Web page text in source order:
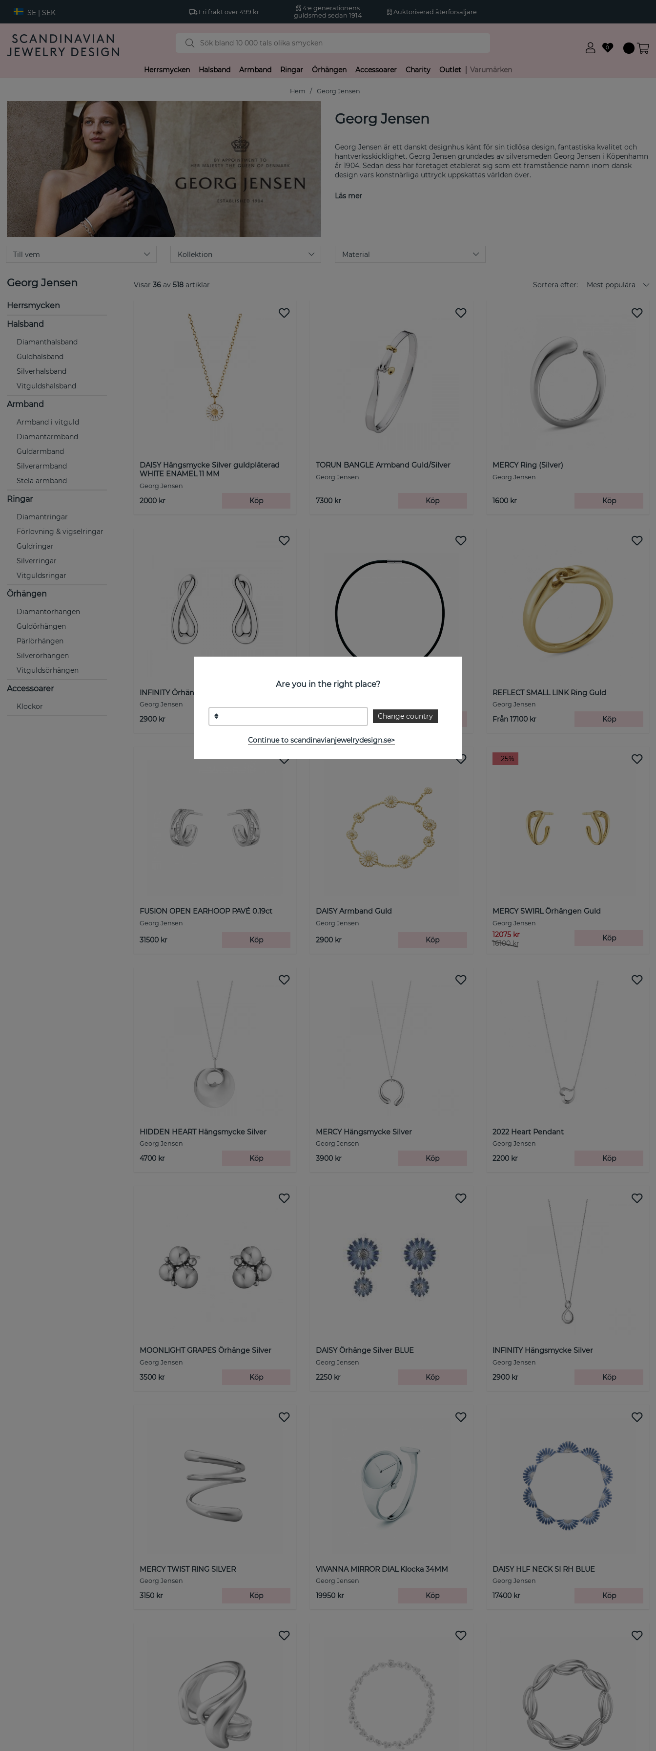
SE | SEK Fri frakt över 499 kr
4:e generationens
guldsmed sedan 1914
Auktoriserad återförsäljare
0
Herrsmycken Halsband Armband Ringar Örhängen Accessoarer Charity Outlet Varumärken
Hem Georg Jensen
Georg Jensen
Georg Jensen är ett danskt designhus känt för sin tidlösa design, fantastiska kvalitet och
hantverksskicklighet. Georg Jensen grundades av silversmeden Georg Jensen i Köpenhamn
år 1904. Sedan dess har företaget etablerat sig som ett framstående namn inom dansk
design vars konstnärliga uttryck uppskattas världen över.
Georg Jensen erbjuder ett brett sortiment av stilrena smycken. För Georg Jensen var det
viktigt att skapa designföremål som förenade både skönhet och funktionalitet. Med åren
På Scandianvian Jewelry Design finner du ett fantastiskt urval av klassiska smycken från
Moonlight Grapes, inspirerad av George
Läs mer
Georg Jensen
Herrsmycken
Halsband
Diamanthalsband
Guldhalsband
Silverhalsband
Vitguldshalsband
Armband
Armband i vitguld
Diamantarmband
Guldarmband
Silverarmband
Stela armband
Ringar
Diamantringar
Förlovning & vigselringar
Guldringar
Silverringar
Vitguldsringar
Örhängen
Diamantörhängen
Guldörhängen
Pärlörhängen
Silverörhängen
Vitguldsörhängen
Accessoarer
Klockor
Visar 36 av 518 artiklar Sortera efter: Mest populära
DAISY Hängsmycke Silver guldpläterad
WHITE ENAMEL 11 MM
Georg Jensen
2000 kr Köp
TORUN BANGLE Armband Guld/Silver
Georg Jensen
7300 kr Köp
MERCY Ring (Silver)
Georg Jensen
1600 kr Köp
INFINITY Örhänge Silver
Georg Jensen
2900 kr Köp
REFLECT SMALL LINK Ring Guld
Georg Jensen
Från 17100 kr Köp
FUSION OPEN EARHOOP PAVÉ 0.19ct
Georg Jensen
31500 kr Köp
DAISY Armband Guld
Georg Jensen
2900 kr Köp
- 25%
MERCY SWIRL Örhängen Guld
Georg Jensen
12075 kr
16100 kr
Köp
HIDDEN HEART Hängsmycke Silver
Georg Jensen
4700 kr Köp
MERCY Hängsmycke Silver
Georg Jensen
3900 kr Köp
2022 Heart Pendant
Georg Jensen
2200 kr Köp
MOONLIGHT GRAPES Örhänge Silver
Georg Jensen
3500 kr Köp
DAISY Örhänge Silver BLUE
Georg Jensen
2250 kr Köp
INFINITY Hängsmycke Silver
Georg Jensen
2900 kr Köp
MERCY TWIST RING SILVER
Georg Jensen
3150 kr Köp
VIVANNA MIRROR DIAL Klocka 34MM
Georg Jensen
19950 kr Köp
DAISY HLF NECK SI RH BLUE
Georg Jensen
17400 kr Köp
Are you in the right place?
Change country
Continue to scandinavianjewelrydesign.se>